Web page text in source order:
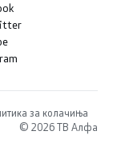
за колачиња
© 2026 ТВ Алфа